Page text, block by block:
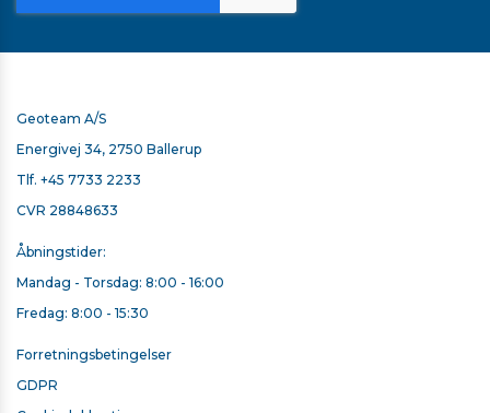
Geoteam A/S
Energivej 34, 2750 Ballerup
Tlf. +45 7733 2233
CVR 28848633
Åbningstider:
Mandag - Torsdag: 8:00 - 16:00
Fredag: 8:00 - 15:30
Forretningsbetingelser
GDPR